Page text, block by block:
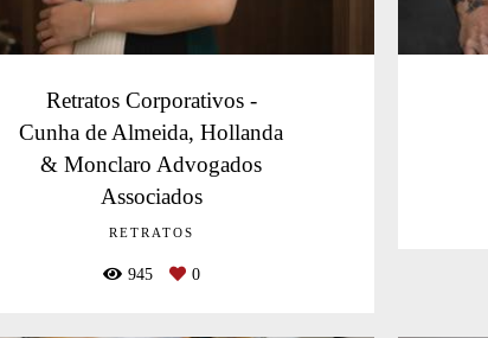
Retratos Corporativos -
Cunha de Almeida, Hollanda
& Monclaro Advogados
Associados
RETRATOS
945 0